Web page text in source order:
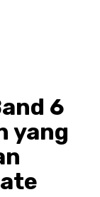
6
yang